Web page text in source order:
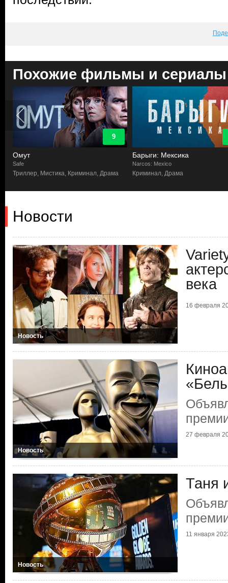
Похожие фильмы и сериалы
9
Омут
Safe
Триллер, Мистика, Криминал, Драма
Барыги: Мексика
Narcos: Mexico
Криминал, Драма
Новости
Новость
века
16 февраля
Новость
27 февраля
Новость
Таня
11 января